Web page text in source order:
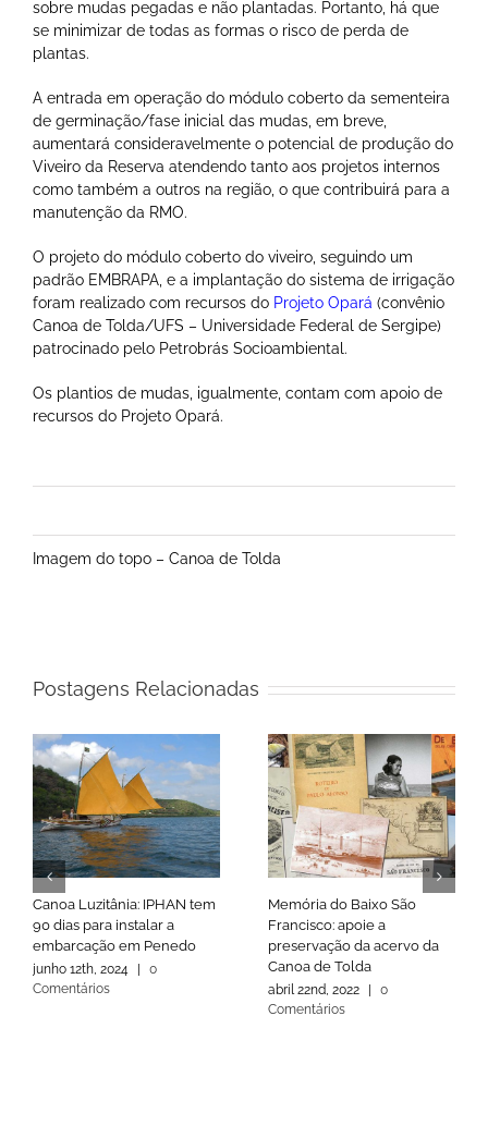
sobre mudas pegadas e não plantadas. Portanto, há que
se minimizar de todas as formas o risco de perda de
plantas.
A entrada em operação do módulo coberto da sementeira
de germinação/fase inicial das mudas, em breve,
aumentará consideravelmente o potencial de produção do
Viveiro da Reserva atendendo tanto aos projetos internos
como também a outros na região, o que contribuirá para a
manutenção da RMO.
O projeto do módulo coberto do viveiro, seguindo um
padrão EMBRAPA, e a implantação do sistema de irrigação
foram realizado com recursos do Projeto Opará (convênio
Canoa de Tolda/UFS – Universidade Federal de Sergipe)
patrocinado pelo Petrobrás Socioambiental.
Os plantios de mudas, igualmente, contam com apoio de
recursos do Projeto Opará.
Imagem do topo – Canoa de Tolda
Postagens Relacionadas
Canoa Luzitânia: IPHAN tem
90 dias para instalar a
embarcação em Penedo
junho 12th, 2024
0
Comentários
Memória do Baixo São
Francisco: apoie a
preservação da acervo da
Canoa de Tolda
abril 22nd, 2022
0
Comentários